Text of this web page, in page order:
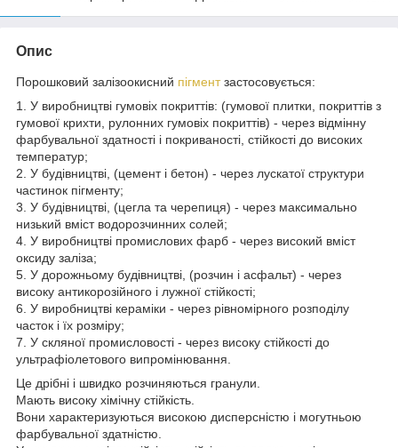
Опис
Порошковий залізоокисний пігментзастосовується:
1. У виробництві гумовіх покриттів: (гумової плитки, покриттів з
гумової крихти, рулонних гумовіх покриттів) - через відмінну
фарбувальної здатності і покриваності, стійкості до високих
температур;
2. У будівництві, (цемент і бетон) - через лускатої структури
частинок пігменту;
3. У будівництві, (цегла та черепиця) - через максимально
низький вміст водорозчинних солей;
4. У виробництві промислових фарб - через високий вміст
оксиду заліза;
5. У дорожньому будівництві, (розчин і асфальт) - через
високу антикорозійного і лужної стійкості;
6. У виробництві кераміки - через рівномірного розподілу
часток і їх розміру;
7. У скляної промисловості - через високу стійкості до
ультрафіолетового випромінювання.
Це дрібні і швидко розчиняються гранули.
Мають високу хімічну стійкість.
Вони характеризуються високою дисперсністю і могутньою
фарбувальної здатністю.